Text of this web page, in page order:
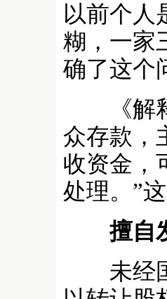
以前个人
糊，一家
确了这个
《解释
众存款，
收资金，
处理。”
擅自发
未经国